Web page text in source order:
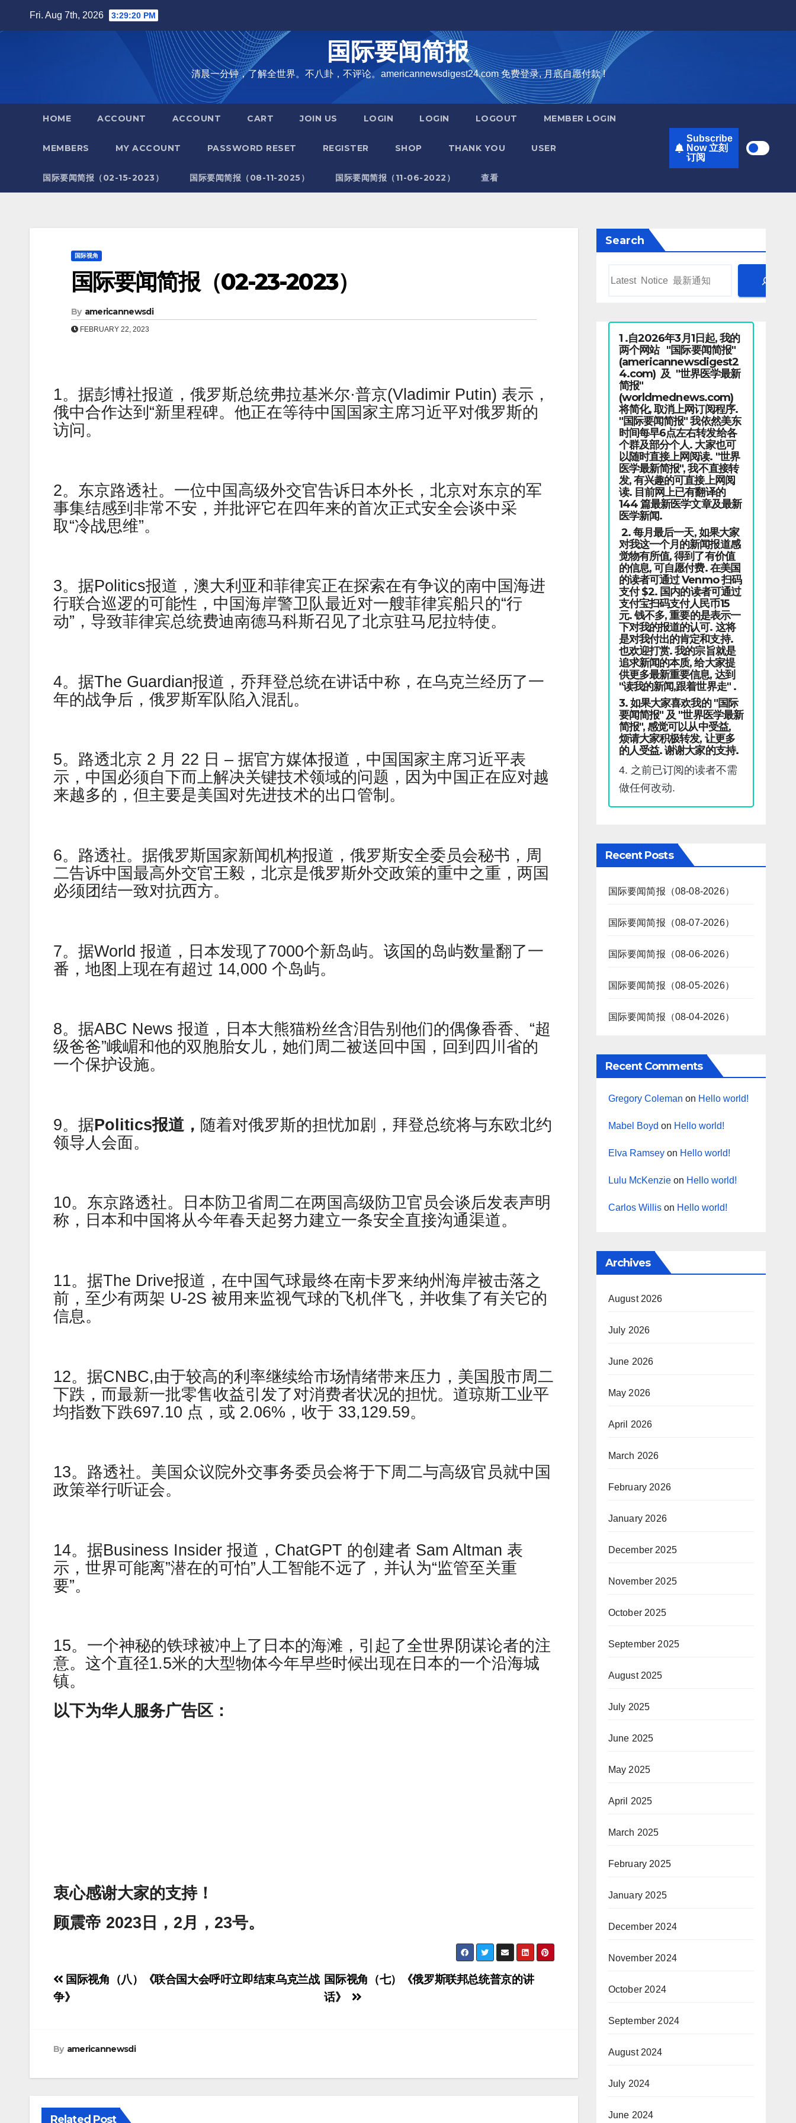
Fri. Aug 7th, 2026 3:29:21 PM
国际要闻简报
清晨一分钟，了解全世界。不八卦，不评论。americannewsdigest24.com 免费登录, 月底自愿付款 !
HOME ACCOUNT ACCOUNT CART JOIN US LOGIN LOGIN LOGOUT MEMBER LOGIN
MEMBERS MY ACCOUNT PASSWORD RESET REGISTER SHOP THANK YOU USER
国际要闻简报（02-15-2023） 国际要闻简报（08-11-2025） 国际要闻简报（11-06-2022） 查看
Subscribe
Now 立刻
订阅
国际视角
国际要闻简报（02-23-2023）
By americannewsdi
FEBRUARY 22, 2023
1。据彭博社报道，俄罗斯总统弗拉基米尔·普京(Vladimir Putin) 表示，
俄中合作达到“新里程碑。他正在等待中国国家主席习近平对俄罗斯的
访问。
2。东京路透社。一位中国高级外交官告诉日本外长，北京对东京的军
事集结感到非常不安，并批评它在四年来的首次正式安全会谈中采
取“冷战思维”。
3。据Politics报道，澳大利亚和菲律宾正在探索在有争议的南中国海进
行联合巡逻的可能性，中国海岸警卫队最近对一艘菲律宾船只的“行
动”，导致菲律宾总统费迪南德马科斯召见了北京驻马尼拉特使。
4。据The Guardian报道，乔拜登总统在讲话中称，在乌克兰经历了一
年的战争后，俄罗斯军队陷入混乱。
5。路透北京 2 月 22 日 – 据官方媒体报道，中国国家主席习近平表
示，中国必须自下而上解决关键技术领域的问题，因为中国正在应对越
来越多的，但主要是美国对先进技术的出口管制。
6。路透社。据俄罗斯国家新闻机构报道，俄罗斯安全委员会秘书，周
二告诉中国最高外交官王毅，北京是俄罗斯外交政策的重中之重，两国
必须团结一致对抗西方。
7。据World 报道，日本发现了7000个新岛屿。该国的岛屿数量翻了一
番，地图上现在有超过 14,000 个岛屿。
8。据ABC News 报道，日本大熊猫粉丝含泪告别他们的偶像香香、“超
级爸爸”峨嵋和他的双胞胎女儿，她们周二被送回中国，回到四川省的
一个保护设施。
9。据Politics报道， 随着对俄罗斯的担忧加剧，拜登总统将与东欧北约
领导人会面。
10。东京路透社。日本防卫省周二在两国高级防卫官员会谈后发表声明
称，日本和中国将从今年春天起努力建立一条安全直接沟通渠道。
11。据The Drive报道，在中国气球最终在南卡罗来纳州海岸被击落之
前，至少有两架 U-2S 被用来监视气球的飞机伴飞，并收集了有关它的
信息。
12。据CNBC,由于较高的利率继续给市场情绪带来压力，美国股市周二
下跌，而最新一批零售收益引发了对消费者状况的担忧。道琼斯工业平
均指数下跌697.10 点，或 2.06%，收于 33,129.59。
13。路透社。美国众议院外交事务委员会将于下周二与高级官员就中国
政策举行听证会。
14。据Business Insider 报道，ChatGPT 的创建者 Sam Altman 表
示，世界可能离”潜在的可怕”人工智能不远了，并认为“监管至关重
要”。
15。一个神秘的铁球被冲上了日本的海滩，引起了全世界阴谋论者的注
意。这个直径1.5米的大型物体今年早些时候出现在日本的一个沿海城
镇。
以下为华人服务广告区：
衷心感谢大家的支持！
顾震帝 2023日，2月，23号。
Post
navigation
国际视角（七）《俄罗斯联邦总统普京的讲
话》
国际视角（八）《联合国大会呼吁立即结束乌克兰战
争》
By americannewsdi
Related Post
Search
1 .自2026年3月1日起, 我的
两个网站 "国际要闻简报"
(americannewsdigest2
4.com) 及 "世界医学最新
简报"
(worldmednews.com)
将简化, 取消上网订阅程序.
"国际要闻简报" 我依然美东
时间每早6点左右转发给各
个群及部分个人. 大家也可
以随时直接上网阅读. "世界
医学最新简报", 我不直接转
发, 有兴趣的可直接上网阅
读. 目前网上已有翻译的
144 篇最新医学文章及最新
医学新闻.
2. 每月最后一天, 如果大家
对我这一个月的新闻报道感
觉物有所值, 得到了有价值
的信息, 可自愿付费. 在美国
的读者可通过 Venmo 扫码
支付 $2. 国内的读者可通过
支付宝扫码支付人民币15
元. 钱不多, 重要的是表示一
下对我的报道的认可. 这将
是对我付出的肯定和支持.
也欢迎打赏. 我的宗旨就是
追求新闻的本质, 给大家提
供更多最新重要信息, 达到
"读我的新闻,跟着世界走" .
3. 如果大家喜欢我的 "国际
要闻简报" 及 "世界医学最新
简报", 感觉可以从中受益,
烦请大家积极转发, 让更多
的人受益. 谢谢大家的支持.
4. 之前已订阅的读者不需
做任何改动.
Recent Posts
国际要闻简报（08-08-2026）
国际要闻简报（08-07-2026）
国际要闻简报（08-06-2026）
国际要闻简报（08-05-2026）
国际要闻简报（08-04-2026）
Recent Comments
Gregory Coleman on Hello world!
Mabel Boyd on Hello world!
Elva Ramseyon Hello world!
Lulu McKenzieon Hello world!
Carlos Willison Hello world!
Archives
August 2026
July 2026
June 2026
May 2026
April 2026
March 2026
February 2026
January 2026
December 2025
November 2025
October 2025
September 2025
August 2025
July 2025
June 2025
May 2025
April 2025
March 2025
February 2025
January 2025
December 2024
November 2024
October 2024
September 2024
August 2024
July 2024
June 2024